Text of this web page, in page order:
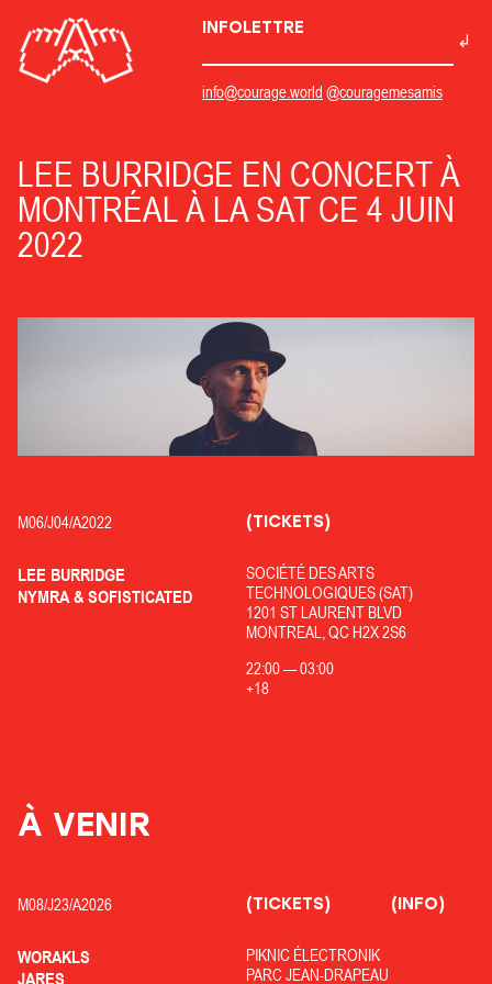
INFOLETTRE
info@courage.world @couragemesamis
LEE BURRIDGE EN CONCERT À
MONTRÉAL À LA SAT CE 4 JUIN
2022
M06/J04/A2022
LEE BURRIDGE
NYMRA & SOFISTICATED
SOCIÉTÉ DES ARTS
TECHNOLOGIQUES (SAT)
1201 ST LAURENT BLVD
MONTREAL, QC H2X 2S6
22:00—03:00
+18
(TICKETS)
À VENIR
M08/J23/A2026
WORAKLS
JARES
PIKNIC ÉLECTRONIK
PARC JEAN-DRAPEAU
(TICKETS) (INFO)